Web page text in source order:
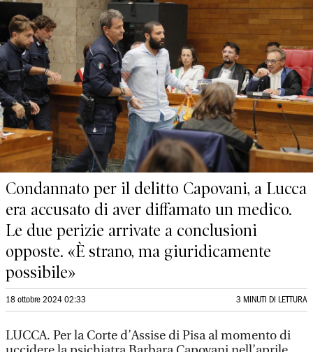
Condannato per il delitto Capovani, a Lucca
era accusato di aver diffamato un medico.
Le due perizie arrivate a conclusioni
opposte. «È strano, ma giuridicamente
possibile»
18 ottobre 2024 02:33 3 MINUTI DI LETTURA
LUCCA. Per la Corte d’Assise di Pisa al momento di